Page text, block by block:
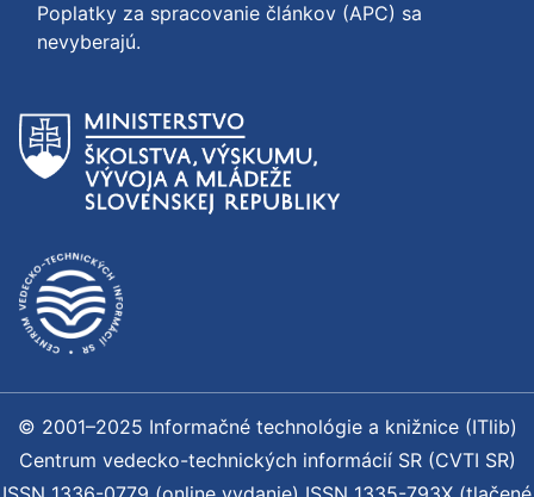
Poplatky za spracovanie článkov (APC) sa
nevyberajú.
© 2001–2025 Informačné technológie a knižnice (ITlib)
Centrum vedecko-technických informácií SR (CVTI SR)